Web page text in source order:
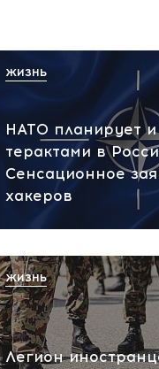
НАТО планирует
терактами в
Сенсационное
хакеров
ЖИЗНЬ
Легион
ЖИЗНЬ